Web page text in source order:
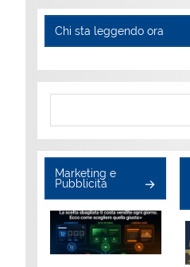
Chi sta leggendo ora
Cerca
Marketing e
Pubblicità